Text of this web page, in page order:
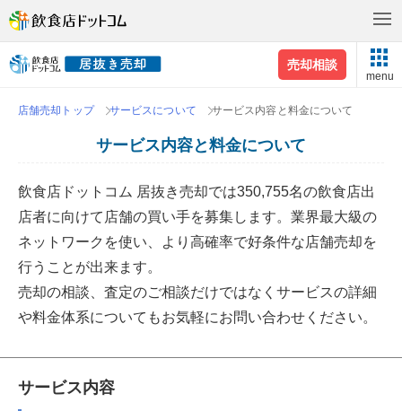
売却相談
menu
店舗売却トップ サービスについて サービス内容と料金について
サービス内容と料金について
飲食店ドットコム 居抜き売却では350,755名の飲食店出
店者に向けて店舗の買い手を募集します。業界最大級の
ネットワークを使い、より高確率で好条件な店舗売却を
行うことが出来ます。
売却の相談、査定のご相談だけではなくサービスの詳細
や料金体系についてもお気軽にお問い合わせください。
サービス内容